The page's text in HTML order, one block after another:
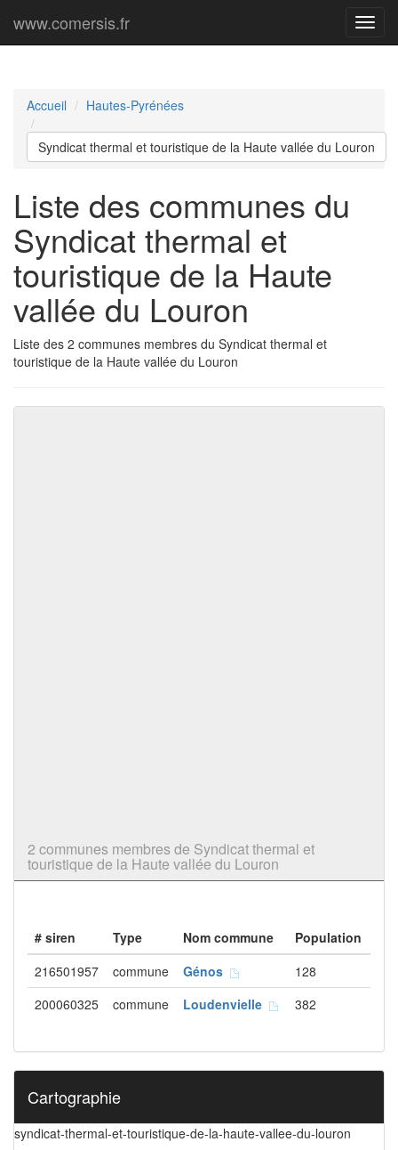
Menu
www.comersis.fr
Accueil Hautes-Pyrénées
Syndicat thermal et touristique de la Haute vallée du Louron
Liste des communes du
Syndicat thermal et
touristique de la Haute
vallée du Louron
Liste des 2 communes membres du Syndicat thermal et
touristique de la Haute vallée du Louron
2 communes membres de Syndicat thermal et
touristique de la Haute vallée du Louron
# siren Type Nom commune
Population
216501957
commune Génos
128
200060325
commune Loudenvielle 382
Cartographie
syndicat-thermal-et-touristique-de-la-haute-vallee-du-louron